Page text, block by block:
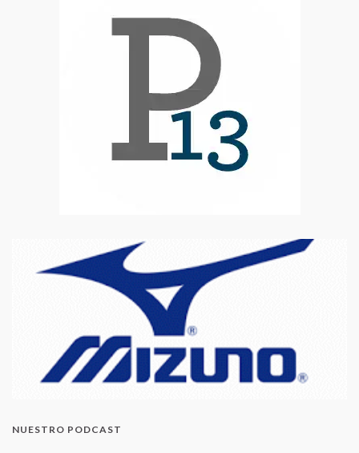
NUESTRO PODCAST